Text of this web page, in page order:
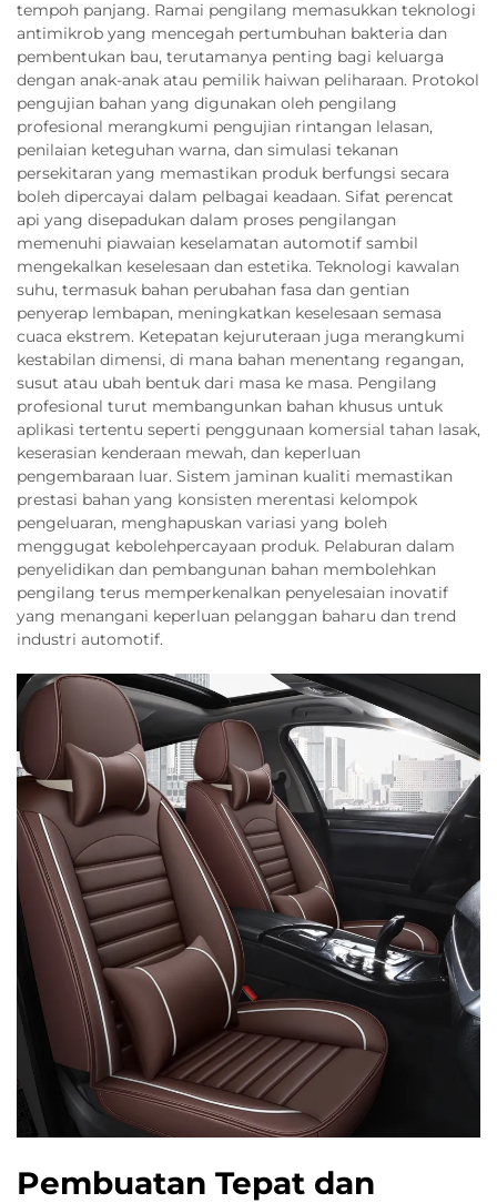
tempoh panjang. Ramai pengilang memasukkan teknologi
antimikrob yang mencegah pertumbuhan bakteria dan
pembentukan bau, terutamanya penting bagi keluarga
dengan anak-anak atau pemilik haiwan peliharaan. Protokol
pengujian bahan yang digunakan oleh pengilang
profesional merangkumi pengujian rintangan lelasan,
penilaian keteguhan warna, dan simulasi tekanan
persekitaran yang memastikan produk berfungsi secara
boleh dipercayai dalam pelbagai keadaan. Sifat perencat
api yang disepadukan dalam proses pengilangan
memenuhi piawaian keselamatan automotif sambil
mengekalkan keselesaan dan estetika. Teknologi kawalan
suhu, termasuk bahan perubahan fasa dan gentian
penyerap lembapan, meningkatkan keselesaan semasa
cuaca ekstrem. Ketepatan kejuruteraan juga merangkumi
kestabilan dimensi, di mana bahan menentang regangan,
susut atau ubah bentuk dari masa ke masa. Pengilang
profesional turut membangunkan bahan khusus untuk
aplikasi tertentu seperti penggunaan komersial tahan lasak,
keserasian kenderaan mewah, dan keperluan
pengembaraan luar. Sistem jaminan kualiti memastikan
prestasi bahan yang konsisten merentasi kelompok
pengeluaran, menghapuskan variasi yang boleh
menggugat kebolehpercayaan produk. Pelaburan dalam
penyelidikan dan pembangunan bahan membolehkan
pengilang terus memperkenalkan penyelesaian inovatif
yang menangani keperluan pelanggan baharu dan trend
industri automotif.
Pembuatan Tepat dan